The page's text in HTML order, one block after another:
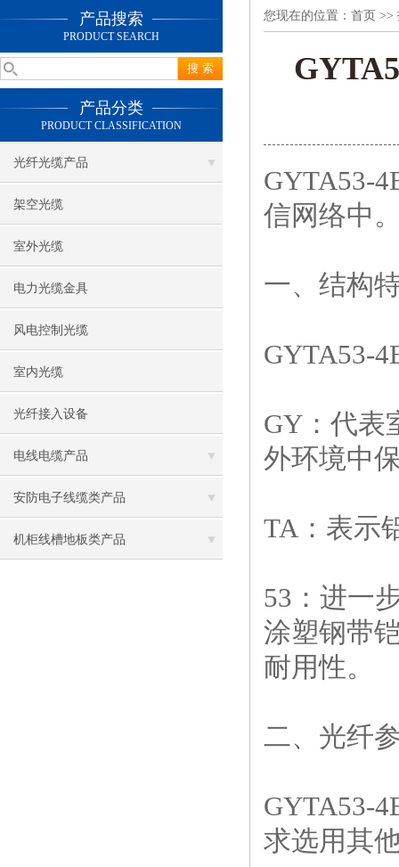
产品搜索
PRODUCT SEARCH
产品分类
PRODUCT CLASSIFICATION
光纤光缆产品
架空光缆
室外光缆
电力光缆金具
风电控制光缆
室内光缆
光纤接入设备
电线电缆产品
安防电子线缆类产品
机柜线槽地板类产品
您现在的位置： 首页 >>
GYTA53-
信网络中
一、结构
GYTA53-
GY：代表
外环境中
TA：表示
53：进一
涂塑钢带
耐用性。
二、光纤
GYTA53-
求选用其